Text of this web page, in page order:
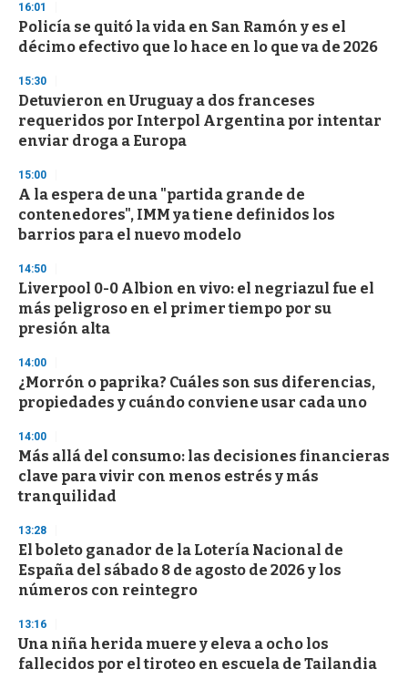
d
s
o
f
3
s
c
o
d
s
16:01
Policía se quitó la vida en San Ramón y es el
décimo efectivo que lo hace en lo que va de 2026
15:30
Detuvieron en Uruguay a dos franceses
requeridos por Interpol Argentina por intentar
enviar droga a Europa
15:00
A la espera de una "partida grande de
contenedores", IMM ya tiene definidos los
barrios para el nuevo modelo
14:50
Liverpool 0-0 Albion en vivo: el negriazul fue el
más peligroso en el primer tiempo por su
presión alta
14:00
¿Morrón o paprika? Cuáles son sus diferencias,
propiedades y cuándo conviene usar cada uno
14:00
Más allá del consumo: las decisiones financieras
clave para vivir con menos estrés y más
tranquilidad
13:28
El boleto ganador de la Lotería Nacional de
España del sábado 8 de agosto de 2026 y los
números con reintegro
13:16
Una niña herida muere y eleva a ocho los
fallecidos por el tiroteo en escuela de Tailandia